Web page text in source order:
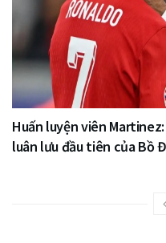
Huấn luyện viên
luân lưu đầu tiên của Bồ